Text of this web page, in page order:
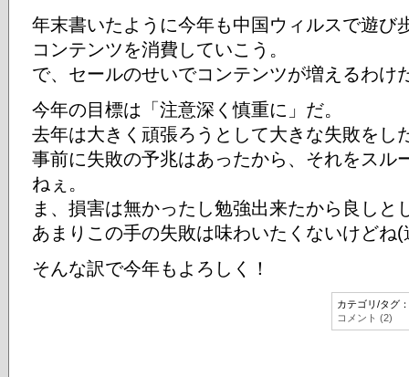
年末書いたように今年も中国ウィルスで遊び
コンテンツを消費していこう。
で、セールのせいでコンテンツが増えるわけ
今年の目標は「注意深く慎重に」だ。
去年は大きく頑張ろうとして大きな失敗をし
事前に失敗の予兆はあったから、それをスル
ねぇ。
ま、損害は無かったし勉強出来たから良しと
あまりこの手の失敗は味わいたくないけどね(
そんな訳で今年もよろしく！
カテゴリ/タグ：
コメント (2)